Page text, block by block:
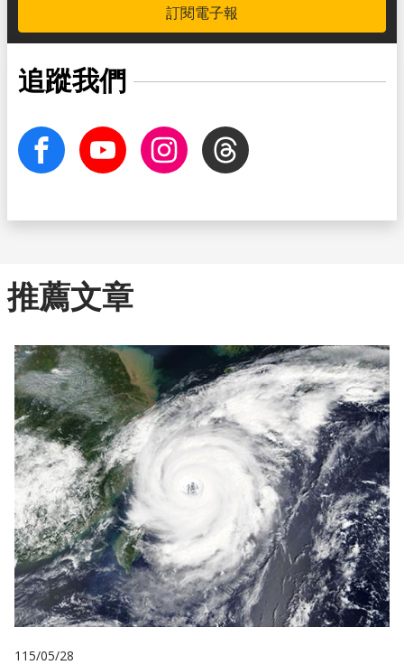
訂閱電子報
追蹤我們
facebook Youtube InstagramThreads
推薦文章
115/05/28